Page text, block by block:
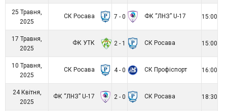
25 Травня,
2025
СК Росава 7 - 0 ФК “ЛНЗ” U-17 15:00
17 Травня,
2025
ФК УТК 2 - 1 СК Росава 15:00
10 Травня,
2025
СК Росава 4 - 0 СК Профіспорт 16:00
24 Квітня,
2025
ФК “ЛНЗ” U-17 2 - 0 СК Росава 18:30